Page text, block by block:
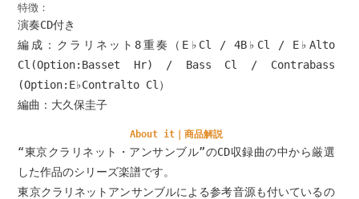
特徴：
演奏CD付き
編成：クラリネット8重奏（E♭Cl / 4B♭Cl / E♭Alto
Cl(Option:Basset Hr) / Bass Cl / Contrabass
(Option:E♭Contralto Cl）
編曲：大久保圭子
About it｜商品解説
“東京クラリネット・アンサンブル”のCD収録曲の中から厳選
した作品のシリーズ楽譜です。
東京クラリネットアンサンブルによる参考音源も付いているの